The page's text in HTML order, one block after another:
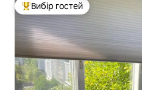
Топ вибір гостей
Вибір гостей